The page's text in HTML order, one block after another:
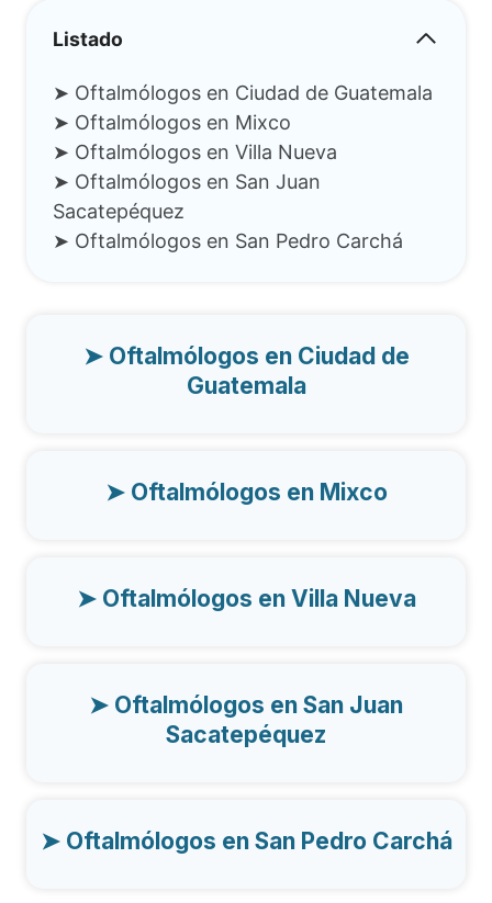
Listado
➤ Oftalmólogos en Ciudad de Guatemala
➤ Oftalmólogos en Mixco
➤ Oftalmólogos en Villa Nueva
➤ Oftalmólogos en San Juan
Sacatepéquez
➤ Oftalmólogos en San Pedro Carchá
➤ Oftalmólogos en Ciudad de
Guatemala
➤ Oftalmólogos en Mixco
➤ Oftalmólogos en Villa Nueva
➤ Oftalmólogos en San Juan
Sacatepéquez
➤ Oftalmólogos en San Pedro Carchá